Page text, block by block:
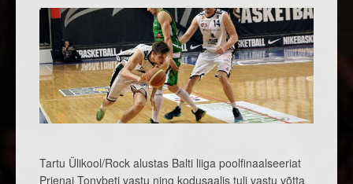
Tartu Ülikool/Rock alustas Balti liiga poolfinaalseeriat
Prienai Tonybeti vastu ning kodusaalis tuli vastu võtta